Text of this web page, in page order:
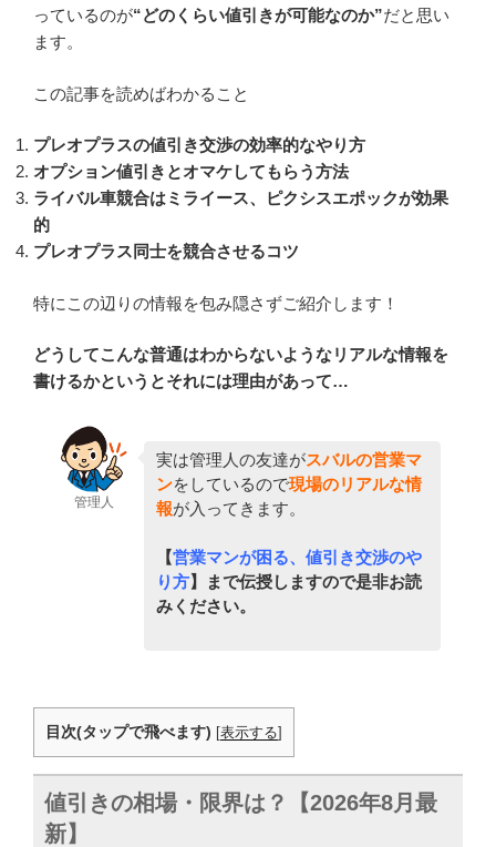
っているのが“どのくらい値引きが可能なのか”だと思い
ます。
この記事を読めばわかること
プレオプラスの値引き交渉の効率的なやり方
オプション値引きとオマケしてもらう方法
ライバル車競合はミライース、ピクシスエポックが効果
的
プレオプラス同士を競合させるコツ
特にこの辺りの情報を包み隠さずご紹介します！
どうしてこんな普通はわからないようなリアルな情報を
書けるかというとそれには理由があって…
管理人
実は管理人の友達がスバルの営業マ
ンをしているので現場のリアルな情
報が入ってきます。
【営業マンが困る、値引き交渉のや
り方】まで伝授しますので是非お読
みください。
目次(タップで飛べます) [表示する]
値引きの相場・限界は？【2026年8月最
新】